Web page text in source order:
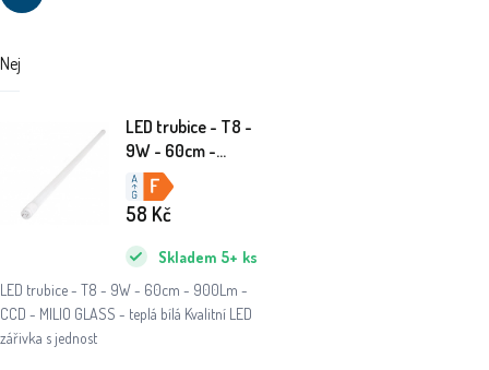
Nejdražší
LED trubice - T8 -
9W - 60cm -
900Lm - CCD -
MILIO GLASS -
teplá bílá
LED trubice - T8 - 9W - 60cm - 900Lm -
CCD - MILIO GLASS - teplá bílá Kvalitní LED
zářivka s jednost
Skladem 5+ ks
58 Kč